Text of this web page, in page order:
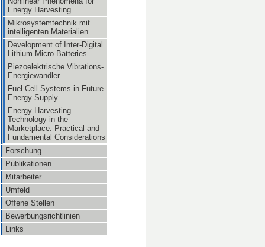
Energy Harvesting
Mikrosystemtechnik mit
intelligenten Materialien
Development of Inter-Digital
Lithium Micro Batteries
Piezoelektrische Vibrations-
Energiewandler
Fuel Cell Systems in Future
Energy Supply
Energy Harvesting
Technology in the
Marketplace: Practical and
Fundamental Considerations
Forschung
Publikationen
Mitarbeiter
Umfeld
Offene Stellen
Bewerbungsrichtlinien
Links